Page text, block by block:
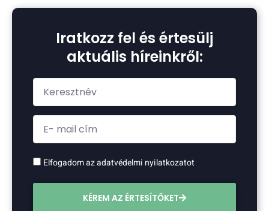
Iratkozz fel és értesülj
aktuális híreinkről:
Elfogadom az adatvédelmi nyilatkozatot
KÉREM AZ ÉRTESÍTŐKET